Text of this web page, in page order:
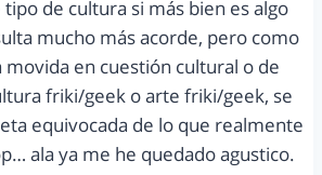
de cultura si más bien es algo
mucho más acorde, pero como
movida en cuestión cultural o de
friki/geek o arte friki/geek, se
equivocada de lo que realmente
ala ya me he quedado agustico.